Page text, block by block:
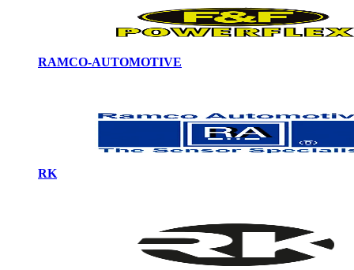
RAMCO-AUTOMOTIVE
RK